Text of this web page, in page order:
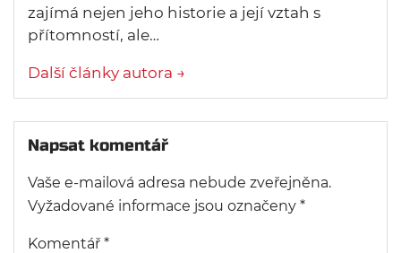
zajímá nejen jeho historie a její vztah s
přítomností, ale…
Další články autora →
Napsat komentář
Vaše e-mailová adresa nebude zveřejněna.
Vyžadované informace jsou označeny *
Komentář *